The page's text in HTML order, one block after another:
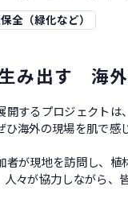
全（緑化など）
み出す 海外
するプロジェクトは
ひ海外の現場を肌で感
が現地を訪問し、植
人々が協力しながら